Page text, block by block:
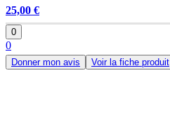
25,00 €
0
0
Donner mon avis Voir la fiche produit